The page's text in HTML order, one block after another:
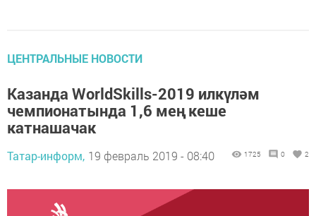
ЦЕНТРАЛЬНЫЕ НОВОСТИ
Казанда WorldSkills-2019 илкүләм
чемпионатында 1,6 мең кеше
катнашачак
Татар-информ, 19 февраль 2019 - 08:40 1725 0 2